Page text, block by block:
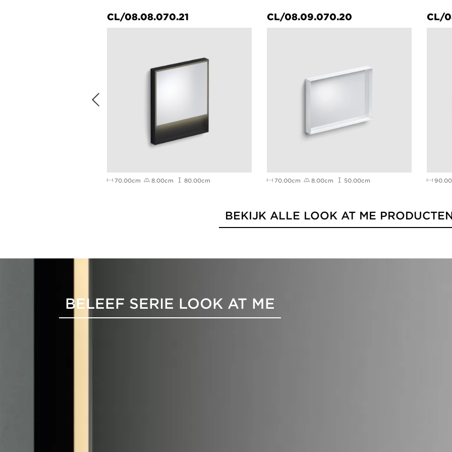
CL/08.08.070.21
70.00cm 8.00cm 80.00cm
CL/08.09.070.20
70.00cm 8.00cm 50.00cm
CL/
BEKIJK ALLE LOOK AT ME
BELEEF SERIE LOOK AT ME